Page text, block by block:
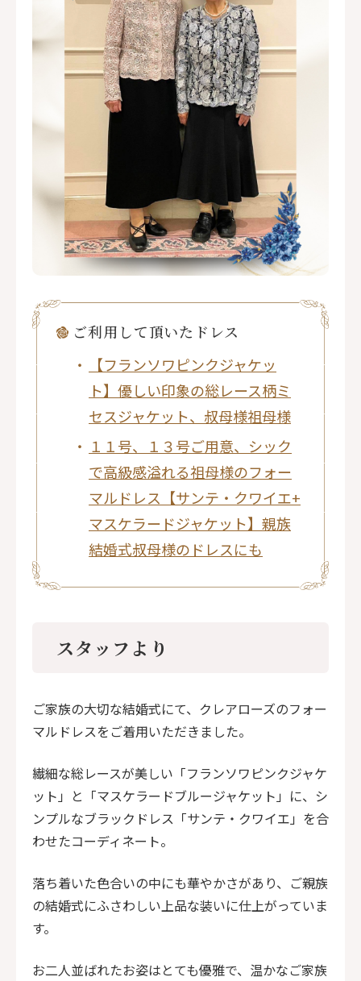
ご利⽤して頂いたドレス
【フランソワピンクジャケッ
ト】優しい印象の総レース柄ミ
セスジャケット、叔母様祖母様
１１号、１３号ご用意、シック
で高級感溢れる祖母様のフォー
マルドレス【サンテ・クワイエ+
マスケラードジャケット】親族
結婚式叔母様のドレスにも
スタッフより
ご家族の大切な結婚式にて、クレアローズのフォー
マルドレスをご着用いただきました。
繊細な総レースが美しい「フランソワピンクジャケ
ット」と「マスケラードブルージャケット」に、シ
ンプルなブラックドレス「サンテ・クワイエ」を合
わせたコーディネート。
落ち着いた色合いの中にも華やかさがあり、ご親族
の結婚式にふさわしい上品な装いに仕上がっていま
す。
お二人並ばれたお姿はとても優雅で、温かなご家族